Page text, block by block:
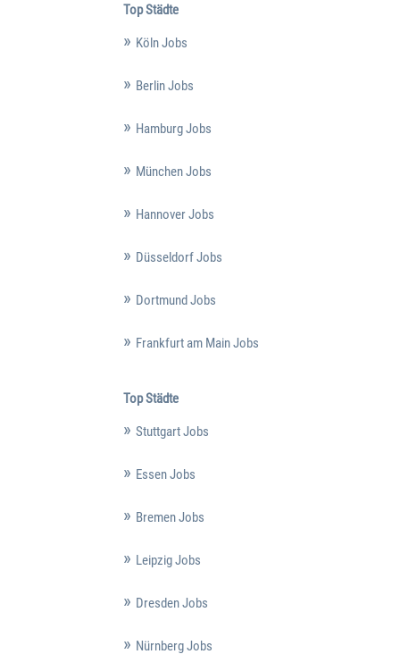
Top Städte
Köln Jobs
Berlin Jobs
Hamburg Jobs
München Jobs
Hannover Jobs
Düsseldorf Jobs
Dortmund Jobs
Frankfurt am Main Jobs
Top Städte
Stuttgart Jobs
Essen Jobs
Bremen Jobs
Leipzig Jobs
Dresden Jobs
Nürnberg Jobs